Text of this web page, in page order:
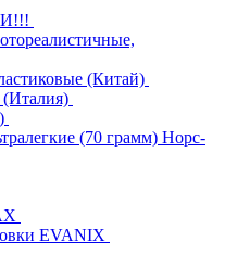
(Китай)
(70 грамм) Норс-
EVANIX